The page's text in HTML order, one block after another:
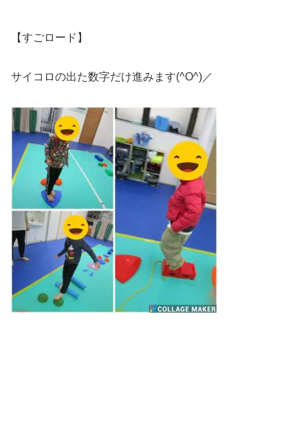
【すごロード】
サイコロの出た数字だけ進みます(^O^)／